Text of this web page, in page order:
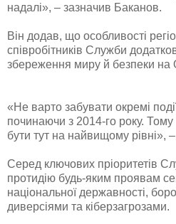
надалі», – зазначив Баканов.
Він додав, що особливості
співробітників Служби
збереження миру й безпеки на
«Не варто забувати окремі
починаючи з 2014-го року.
бути тут на найвищому рівні»,
Серед ключових пріоритетів
протидію будь-яким проявам
національної державності,
диверсіями та кіберзагрозами.